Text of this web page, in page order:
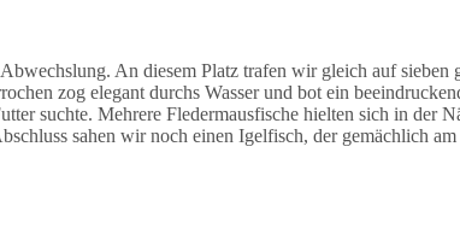
An diesem Platz trafen wir gleich auf
zog elegant durchs Wasser und bot ein
suchte. Mehrere Fledermausfische hielten sich in der
sahen wir noch einen Igelfisch, der gemächlich